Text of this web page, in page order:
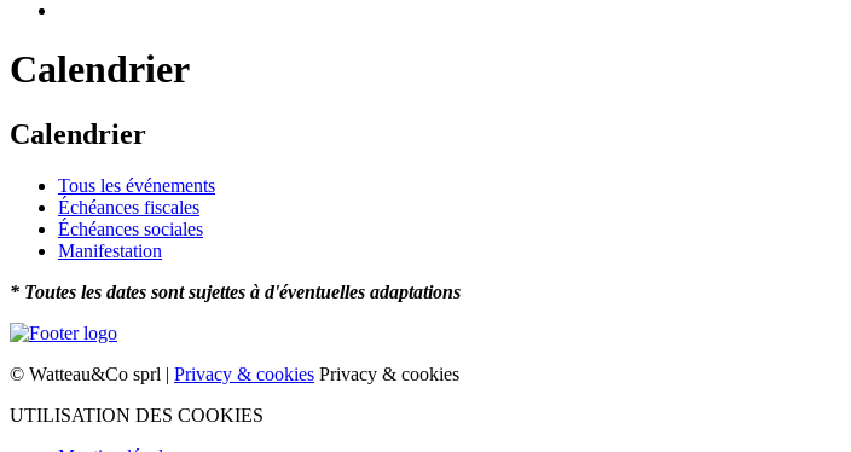
Calendrier
Calendrier
Tous les événements
Échéances fiscales
Échéances sociales
Manifestation
* Toutes les dates sont sujettes à d'éventuelles adaptations
© Watteau&Co sprl | Privacy & cookies Privacy & cookies
UTILISATION DES COOKIES